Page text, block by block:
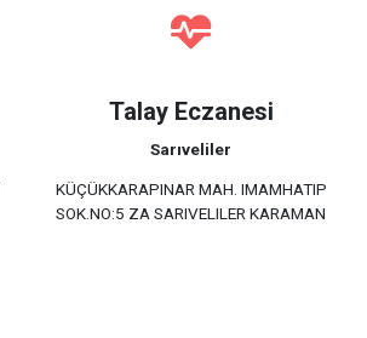
Talay Eczanesi
Sarıveliler
KÜÇÜKKARAPINAR MAH. IMAMHATIP
SOK.NO:5 ZA SARIVELILER KARAMAN